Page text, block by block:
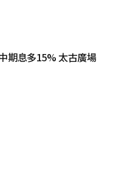
期息多15% 太古廣場